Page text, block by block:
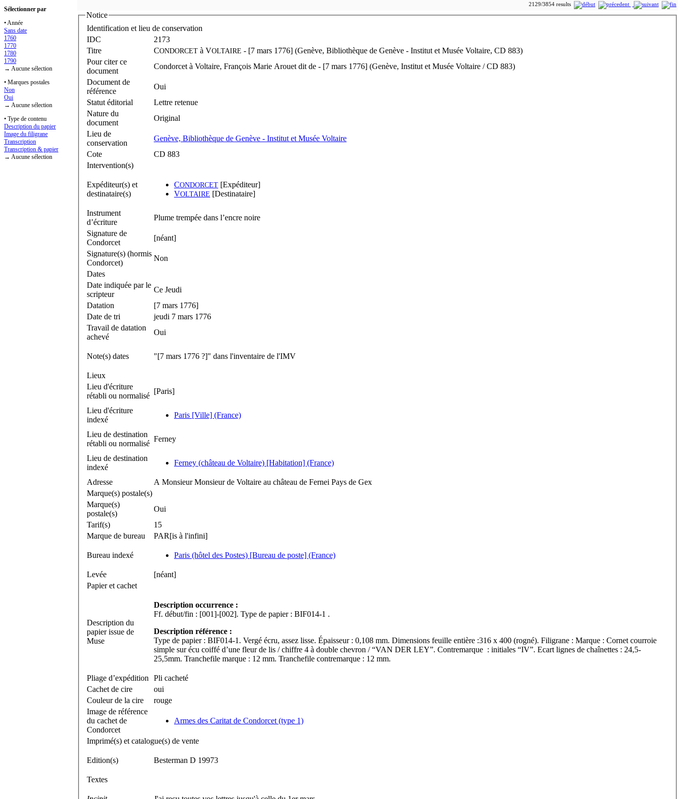
Sélectionner par
• Année
Sans date
1760
1770
1780
1790
→ Aucune sélection
• Marques postales
Non
Oui
→ Aucune sélection
• Type de contenu
Description du papier
Image du filigrane
Transcription
Transcription & papier
→ Aucune sélection
2129/3854 results
Notice
Identification et lieu de conservation
IDC
2173
Titre
CONDORCET à VOLTAIRE - [7 mars 1776] (Genève, Bibliothèque de Genève - Institut et Musée Voltaire, CD 883)
Pour citer ce
document
Condorcet à Voltaire, François Marie Arouet dit de - [7 mars 1776] (Genève, Institut et Musée Voltaire / CD 883)
Document de
référence
Oui
Statut éditorial
Lettre retenue
Nature du
document
Original
Lieu de
conservation
Genève, Bibliothèque de Genève - Institut et Musée Voltaire
Cote
CD 883
Intervention(s)
Expéditeur(s) et
destinataire(s)
CONDORCET [Expéditeur]
VOLTAIRE [Destinataire]
Instrument
d’écriture
Plume trempée dans l’encre noire
Signature de
Condorcet
[néant]
Signature(s) (hormis
Condorcet)
Non
Dates
Date indiquée par le
scripteur
Ce Jeudi
Datation
[7 mars 1776]
Date de tri
jeudi 7 mars 1776
Travail de datation
achevé
Oui
Note(s) dates "[7 mars 1776 ?]" dans l'inventaire de l'IMV
Lieux
Lieu d'écriture
rétabli ou normalisé
[Paris]
Lieu d'écriture
indexé
Paris [Ville] (France)
Lieu de destination
rétabli ou normalisé
Ferney
Lieu de destination
indexé
Ferney (château de Voltaire) [Habitation] (France)
Adresse
A Monsieur Monsieur de Voltaire au château de Fernei Pays de Gex
Marque(s) postale(s)
Marque(s)
postale(s)
Oui
Tarif(s)
15
Marque de bureau
PAR[is à l'infini]
Bureau indexé Paris (hôtel des Postes) [Bureau de poste] (France)
Levée
[néant]
Papier et cachet
Description du
papier issue de
Muse
Description occurrence :
Ff. début/fin : [001]-[002]. Type de papier : BIF014-1 .
Description référence :
Type de papier : BIF014-1. Vergé écru, assez lisse. Épaisseur : 0,108 mm. Dimensions feuille entière :316 x 400 (rogné). Filigrane : Marque : Cornet courroie
simple sur écu coiffé d’une fleur de lis / chiffre 4 à double chevron / “VAN DER LEY”. Contremarque : initiales “IV”. Ecart lignes de chaînettes : 24,5-
25,5mm. Tranchefile marque : 12 mm. Tranchefile contremarque : 12 mm.
Pliage d’expédition
Pli cacheté
Cachet de cire
oui
Couleur de la cire
rouge
Image de référence
du cachet de
Condorcet
Armes des Caritat de Condorcet (type 1)
Imprimé(s) et catalogue(s) de vente
Edition(s) Besterman D 19973
Textes